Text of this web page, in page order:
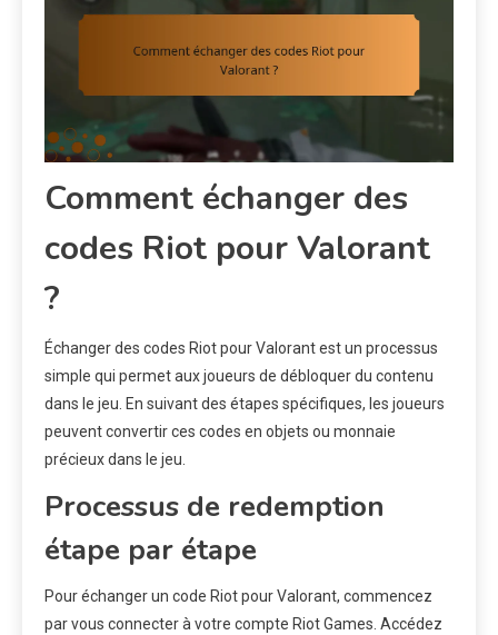
Comment échanger des
codes Riot pour Valorant
?
Échanger des codes Riot pour Valorant est un processus
simple qui permet aux joueurs de débloquer du contenu
dans le jeu. En suivant des étapes spécifiques, les joueurs
peuvent convertir ces codes en objets ou monnaie
précieux dans le jeu.
Processus de redemption
étape par étape
Pour échanger un code Riot pour Valorant, commencez
par vous connecter à votre compte Riot Games. Accédez